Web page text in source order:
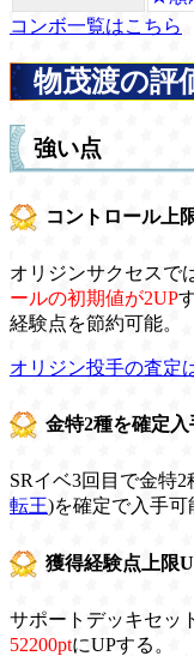
コンボ一覧はこちら
物茂渡の評
強い点
コントロール上
オリジンサクセスで
ールの初期値が2UP
経験点を節約可能。
オリジン投手の査定
金特2種を確定入
SRイベ3回目で金特2
転王)を確定で入手可
獲得経験点上限
サポートデッキセッ
52200ptにUPする。